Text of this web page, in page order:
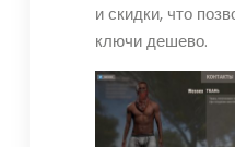
и скидки, что
ключи дешево.